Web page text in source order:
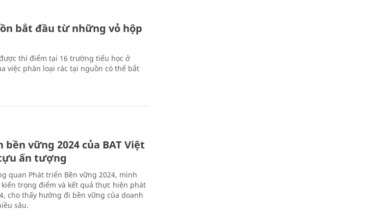
bắt đầu từ những vỏ hộp
thí điểm tại 16 trường tiểu học ở
việc phân loại rác tại nguồn có thể bắt
vững 2024 của BAT Việt
ấn tượng
quan Phát triển Bền vững 2024, minh
trọng điểm và kết quả thực hiện phát
cho thấy hướng đi bền vững của doanh
sâu.